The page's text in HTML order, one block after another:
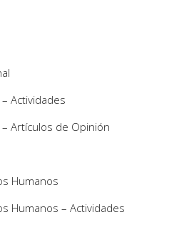
Actividades
Artículos de Opinión
Humanos
Humanos – Actividades